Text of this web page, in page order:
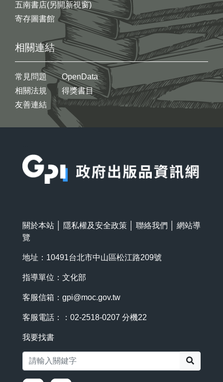
五南書店(另開新視窗)
寄存圖書館
相關連結
常見問題
相關法規
友善連結
OpenData
得獎書目
關於本站 隱私權及安全政策 聯絡我們
網站導
覽
地址：10491台北市中山區松江路209號
指導單位：文化部
客服信箱： gpi@moc.gov.tw
客服電話：：02-2518-0207 分機22
我要找書